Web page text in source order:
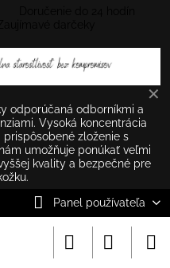
✕
odporúčaná odborníkmi a
Vysoká koncentrácia
zloženie s
umožňuje ponúkať veľmi
kvality a bezpečné pre
Panel používateľa